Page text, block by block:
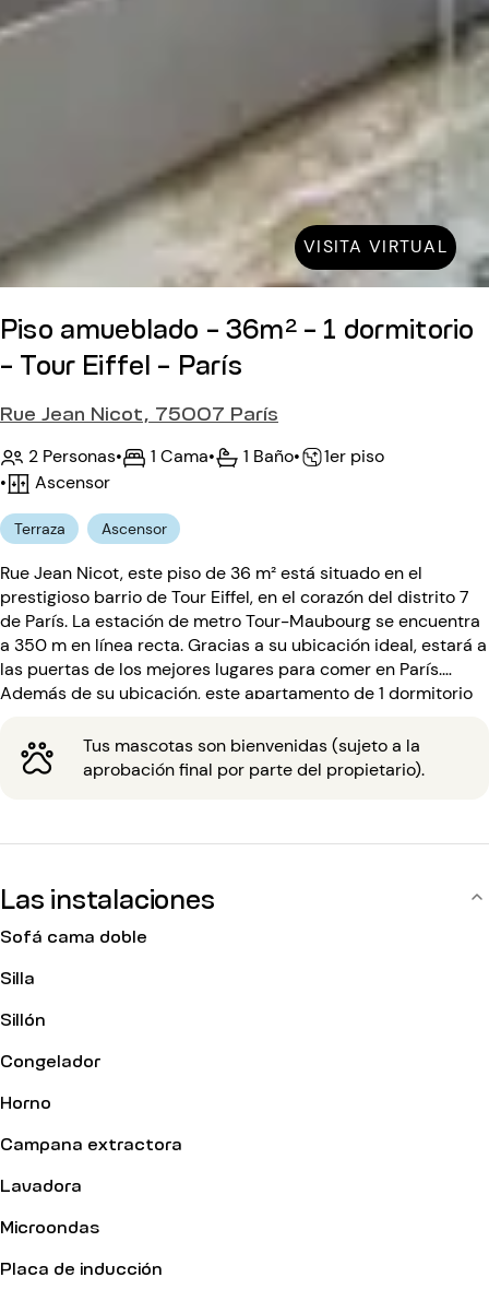
VISITA VIRTUAL
Piso amueblado - 36m² - 1 dormitorio
- Tour Eiffel - París
Rue Jean Nicot, 75007 París
2 Personas• 1 Cama• 1 Baño•
1er piso
•
Ascensor
Terraza Ascensor
Rue Jean Nicot, este piso de 36 m² está situado en el
prestigioso barrio de Tour Eiffel, en el corazón del distrito 7
de París. La estación de metro Tour-Maubourg se encuentra
a 350 m en línea recta. Gracias a su ubicación ideal, estará a
las puertas de los mejores lugares para comer en París.
Además de su ubicación, este apartamento de 1 dormitorio
tranquilidad. Situado en la 1ª planta con ascensor, el edificio
del siglo XX está asegurado por interfono y código de
Tus mascotas son bienvenidas (sujeto a la
aprobación final por parte del propietario).
Las instalaciones
Sofá cama doble
Silla
Sillón
Congelador
Horno
Campana extractora
Lavadora
Microondas
Placa de inducción